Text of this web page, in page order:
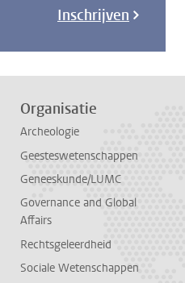
Inschrijven
Organisatie
Archeologie
Geesteswetenschappen
Geneeskunde/LUMC
Governance and Global
Affairs
Rechtsgeleerdheid
Sociale Wetenschappen